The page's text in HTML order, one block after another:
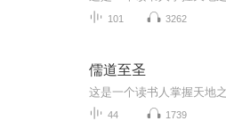
101 3262
儒道至圣
44 1739